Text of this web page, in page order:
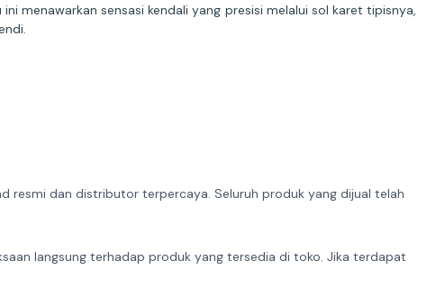
menawarkan sensasi kendali yang presisi melalui sol karet tipisnya,
resmi dan distributor terpercaya. Seluruh produk yang dijual telah
langsung terhadap produk yang tersedia di toko. Jika terdapat